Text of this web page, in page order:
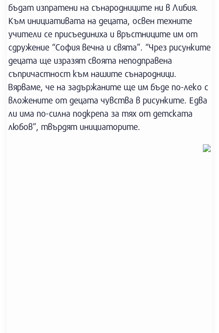
бъдат изпратени на сънародниците ни в Либия.
Към инициативата на децата, освен техните
учители се присъединиха и връстниците им от
сдружение “София вечна и свята”. “Чрез рисунките
децата ще изразят своята неподправена
съпричастност към нашите сънародници.
Вярваме, че на задържаните ще им бъде по-леко с
вложените от децата чувства в рисунките. Едва
ли има по-силна подкрепа за тях от детската
любов”, твърдят инициаторите.